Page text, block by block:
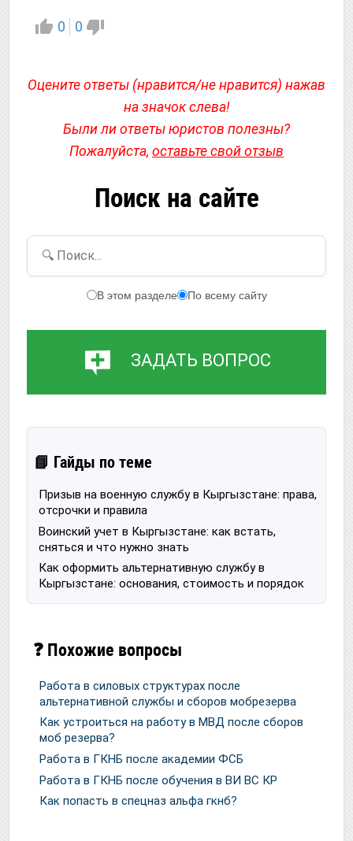
0 0
Оцените ответы (нравится/не нравится) нажав
на значок слева!
Были ли ответы юристов полезны?
Пожалуйста, оставьте свой отзыв
Поиск на сайте
🔍 Поиск...
В этом разделе По всему сайту
ЗАДАТЬ ВОПРОС
📘 Гайды по теме
Призыв на военную службу в Кыргызстане: права,
отсрочки и правила
Воинский учет в Кыргызстане: как встать,
сняться и что нужно знать
Как оформить альтернативную службу в
Кыргызстане: основания, стоимость и порядок
❓ Похожие вопросы
Работа в силовых структурах после
альтернативной службы и сборов мобрезерва
Как устроиться на работу в МВД после сборов
моб резерва?
Работа в ГКНБ после академии ФСБ
Работа в ГКНБ после обучения в ВИ ВС КР
Как попасть в спецназ альфа гкнб?